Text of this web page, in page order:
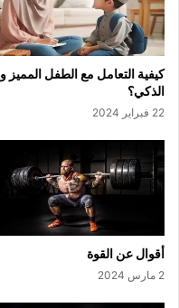
كيفية التعامل مع الطفل المميز و
الذكي؟
22 فبراير 2024
أقوال عن القوة
2 مارس 2024